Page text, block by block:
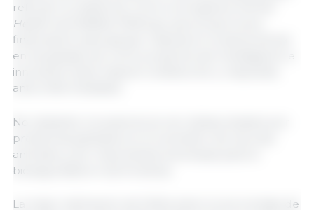
reforzar la resiliencia, como el programa
Health and Welfare Pathway
financiación para apoyar mejoras en la salud animal
en las granjas, así como proyectos de investigación e
innovación para mejorar la detección y respuesta
ante enfermedades.
No obstante, los avances se ven obstaculizados por
problemas globales en el suministro de vacunas
animales y por importantes amenazas para la
bioseguridad en las fronteras.
La mejor estimación de Defra sobre el porcentaje de